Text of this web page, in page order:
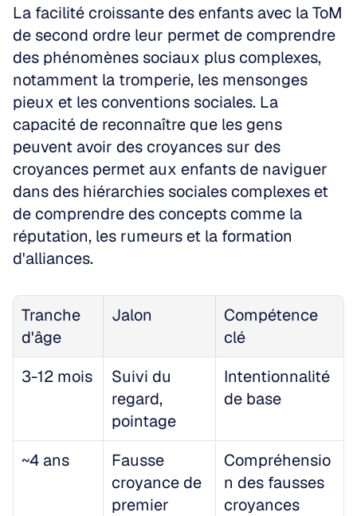
La facilité croissante des enfants avec la ToM
de second ordre leur permet de comprendre
des phénomènes sociaux plus complexes,
notamment la tromperie, les mensonges
pieux et les conventions sociales. La
capacité de reconnaître que les gens
peuvent avoir des croyances sur des
croyances permet aux enfants de naviguer
dans des hiérarchies sociales complexes et
de comprendre des concepts comme la
réputation, les rumeurs et la formation
d'alliances.
Tranche
d'âge
Jalon
Compétence
clé
3-12 mois
Suivi du
regard,
pointage
Intentionnalité
de base
~4 ans
Fausse
croyance de
premier
Compréhensio
n des fausses
croyances